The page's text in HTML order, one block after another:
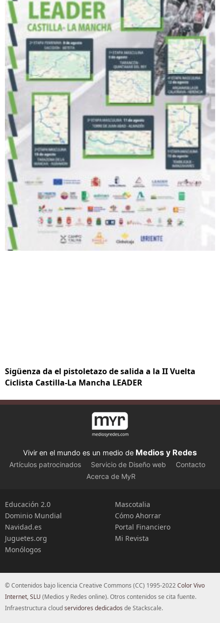
Sigüenza da el pistoletazo de salida a la II Vuelta
Ciclista Castilla-La Mancha LEADER
Vivir en el mundo es un medio de Medios y Redes
Artículos patrocinados Servicio de Diseño web
Contacto
Acerca de MyR
Educación 2.0
Dominio Mundial
Navidad.es
Juguetes.org
Monólogos
Mascotalia
Cómo Ahorrar
Portal Financiero
Mi Revista
© Contenidos bajo licencia Creative Commons (CC) 1995-2022Color Vivo
Internet, SLU (Medios y Redes online). Otros contenidos se cita fuente.
Infraestructura cloudservidores dedicados de Stackscale.